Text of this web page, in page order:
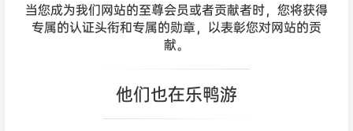
当您成为我们网站的至尊会员或者贡献者时，您将获得
专属的认证头衔和专属的勋章，以表彰您对网站的贡
献。
他们也在乐鸭游